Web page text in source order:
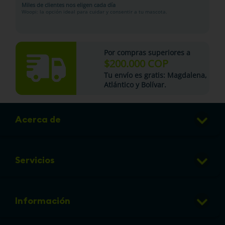
Miles de clientes nos eligen cada día
Woopi: la opción ideal para cuidar y consentir a tu mascota.
Por compras superiores a
$200.000 COP
Tu envío es gratis: Magdalena,
Atlántico y Bolívar.
Acerca de
Club de Puntos
Preguntas frecuentes
Servicios
Veterinaria
Información